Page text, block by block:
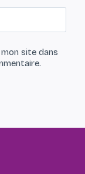
site dans